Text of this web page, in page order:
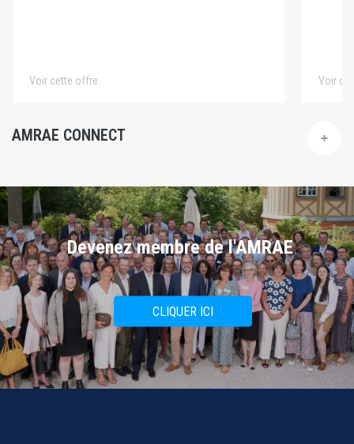
Voir cette offre Voir
AMRAE CONNECT
Devenez membre de l'AMRAE
CLIQUER ICI